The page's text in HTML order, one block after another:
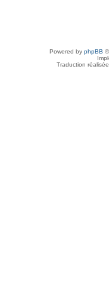
Powered by phpBB
Traduction